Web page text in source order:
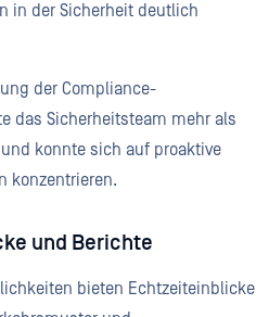
in der Sicherheit deutlich
der Compliance-
das Sicherheitsteam mehr als
konnte sich auf proaktive
konzentrieren.
und Berichte
bieten Echtzeiteinblicke